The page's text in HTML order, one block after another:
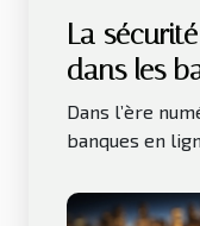
La
dans les
gratuites
Dans l’ère
banques en